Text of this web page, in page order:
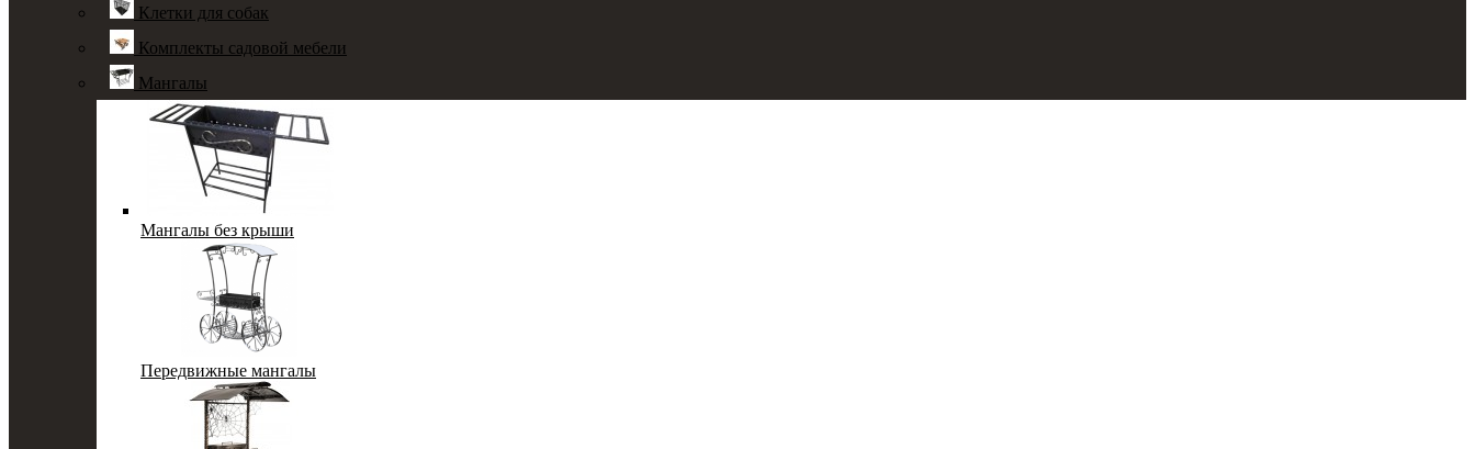
Клетки для собак
Комплекты садовой мебели
Мангалы
Мангалы без крыши
Передвижные мангалы